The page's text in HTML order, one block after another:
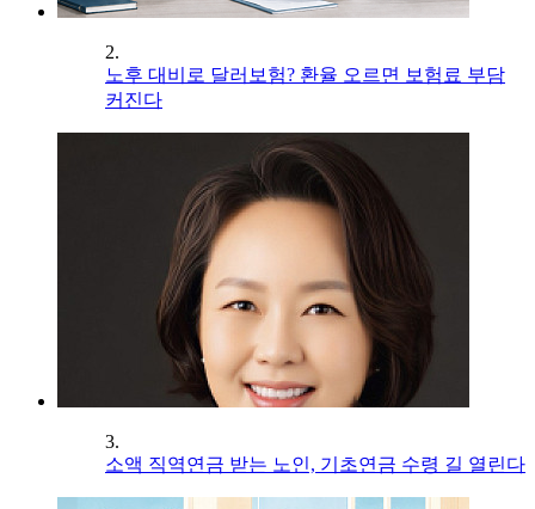
2.
노후 대비로 달러보험? 환율 오르면 보험료 부담
커진다
3.
소액 직역연금 받는 노인, 기초연금 수령 길 열린다